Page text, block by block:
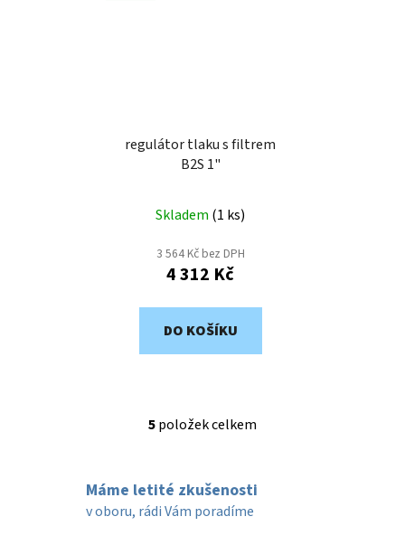
regulátor tlaku s filtrem
B2S 1"
Skladem (1 ks)
3 564 Kč bez DPH
4 312 Kč
DO KOŠÍKU
O
á
d
5položek celkem
Máme letité zkušenosti
v oboru, rádi Vám poradíme